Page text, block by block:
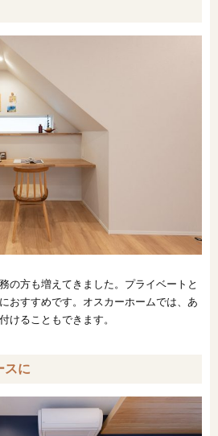
の方も増えてきました。プライベートと
おすすめです。オスカーホームでは、あ
けることもできます。
スに